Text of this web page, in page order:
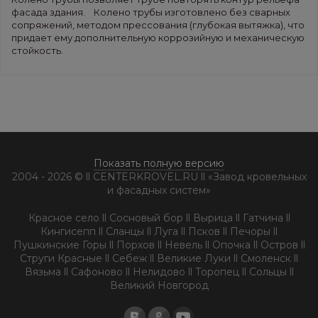
фасада здания. Колено трубы изготовлено без сварных
сопряжений, методом прессования (глубокая вытяжка), что
придает ему дополнительную коррозийную и механическую
стойкость.
Показать полную версию
2004 - 2026 © ll CENTERKROVEL.RU ll «Завод кровельных
и фасадных систем»
Красное село ll Сосновый бор ll Вырица ll Гатчина ll
Кингисепп ll Сланцы ll Луга ll Псков ll Печоры ll
Пушкинские Горы ll Порхов ll Невель ll Опочка ll Остров ll
Струги Красные ll Себеж ll Великие Луки ll Смоленск ll
Вязьма ll Сафоново ll Нелидово ll Торопец ll Сольцы ll
Великий Новгород